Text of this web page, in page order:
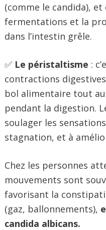
(comme le candida),
fermentations et la
dans l’intestin grêle.
✅ Le péristaltisme :
contractions
bol alimentaire tout
pendant la digestion.
soulager les
stagnation, et à
Chez les personnes
mouvements sont
favorisant la
(gaz, ballonnements),
candida albicans.